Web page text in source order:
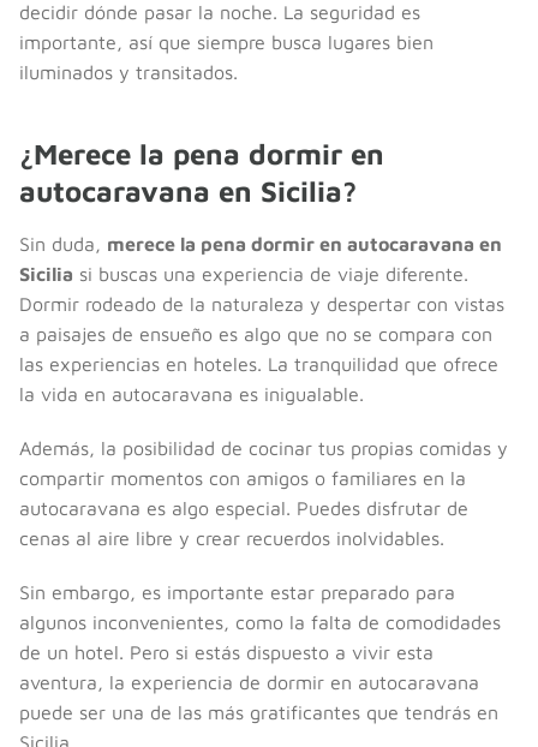
decidir dónde pasar la noche. La seguridad es
importante, así que siempre busca lugares bien
iluminados y transitados.
¿Merece la pena dormir en
autocaravana en Sicilia?
Sin duda, merece la pena dormir en autocaravana en
Sicilia si buscas una experiencia de viaje diferente.
Dormir rodeado de la naturaleza y despertar con vistas
a paisajes de ensueño es algo que no se compara con
las experiencias en hoteles. La tranquilidad que ofrece
la vida en autocaravana es inigualable.
Además, la posibilidad de cocinar tus propias comidas y
compartir momentos con amigos o familiares en la
autocaravana es algo especial. Puedes disfrutar de
cenas al aire libre y crear recuerdos inolvidables.
Sin embargo, es importante estar preparado para
algunos inconvenientes, como la falta de comodidades
de un hotel. Pero si estás dispuesto a vivir esta
aventura, la experiencia de dormir en autocaravana
puede ser una de las más gratificantes que tendrás en
Sicilia.